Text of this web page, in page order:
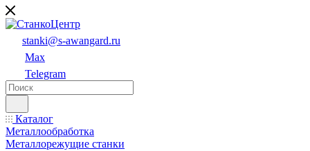
stanki@s-awangard.ru
Max
Telegram
Каталог
Металлообработка
Металлорежущие станки